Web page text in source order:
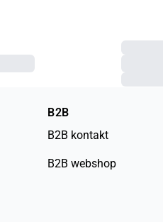
B2B
B2B kontakt
B2B webshop